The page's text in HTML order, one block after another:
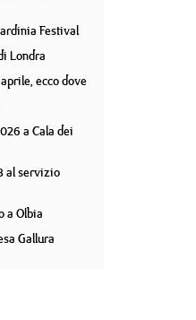
Festival
Londra
ecco dove
a Cala dei
al servizio
a Olbia
Gallura